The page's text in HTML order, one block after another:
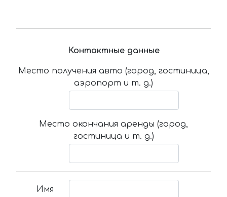
Контактные данные
Место получения авто (город, гостиница,
аэропорт и т. д.)
Место окончания аренды (город,
гостиница и т. д.)
Имя